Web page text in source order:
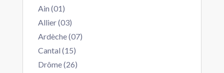
Ain (01)
Allier (03)
Ardèche (07)
Cantal (15)
Drôme (26)